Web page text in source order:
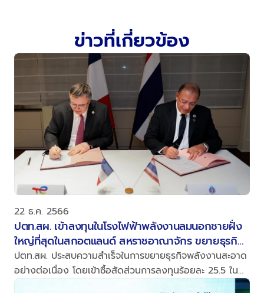
ข่าวที่เกี่ยวข้อง
22 ธ.ค. 2566
ปตท.สผ. เข้าลงทุนในโรงไฟฟ้าพลังงานลมนอกชายฝั่ง
ใหญ่ที่สุดในสกอตแลนด์ สหราชอาณาจักร ขยายธุรกิจ
พลังงานสะอาดอย่างต่อเนื่อง
ปตท.สผ. ประสบความสำเร็จในการขยายธุรกิจพลังงานสะอาด
อย่างต่อเนื่อง โดยเข้าซื้อสัดส่วนการลงทุนร้อยละ 25.5 ใน
โครงการซีกรีน ออฟชอร์ วินด์ฟาร์ม